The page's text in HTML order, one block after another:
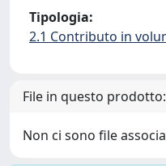
Tipologia:
2.1 Contributo in
File in questo prodotto:
Non ci sono file